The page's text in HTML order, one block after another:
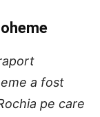
a fost
pe care